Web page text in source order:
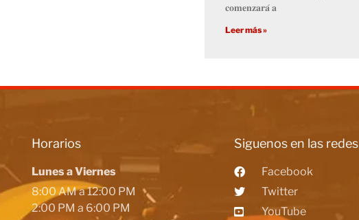
𝐜𝐨𝐦𝐞𝐧𝐳𝐚𝐫𝐚́ 𝐚
Leer más »
Horarios
Lunes a Viernes
8:00 AM a 12:00 PM
2:00 PM a 6:00 PM
Siguenos en las redes
Facebook
Twitter
YouTube